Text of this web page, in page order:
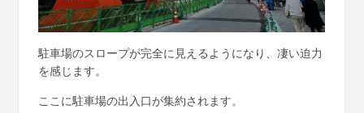
駐車場のスロープが完全に見えるようになり、凄い迫力
を感じます。
ここに駐車場の出入口が集約されます。